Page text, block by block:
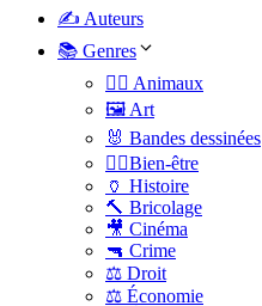
✍️ Auteurs
📚 Genres
🐕‍🦺 Animaux
🖼️ Art
🐰 Bandes dessinées
🧑‍⚕️Bien-être
🏺 Histoire
🔨 Bricolage
🎥 Cinéma
🔫 Crime
⚖️ Droit
⚖️ Économie